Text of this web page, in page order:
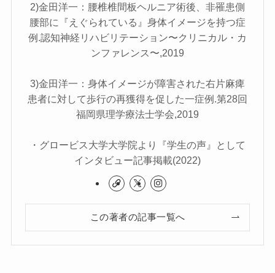
2)金田洋一：腰椎椎間板ヘルニア術後、非罹患側
腰部に『えぐられている』身体イメージを持つ症
例.認知神経リハビリテーション〜クリニカル・カ
ンファレンス〜,2019
3)金田洋一：身体イメージが障害された右片麻痺
患者に対して歩行の再獲得を促した一症例.第28回
福岡県理学療法士学会,2019
・グロービス大学大学院より『学生の声』として
インタビュー記事掲載(2022)
この著者の記事一覧へ